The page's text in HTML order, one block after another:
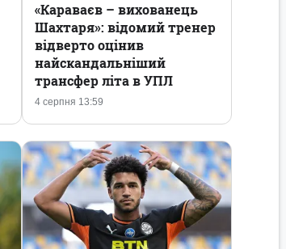
4 серпня 13:59
«Караваєв – вихованець
Шахтаря»: відомий тренер
відверто оцінив
найскандальніший
трансфер літа в УПЛ